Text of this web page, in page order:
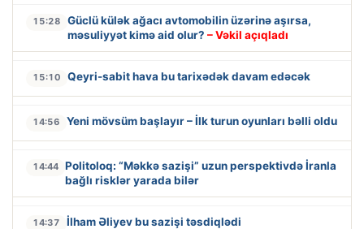
15:28
Güclü külək ağacı avtomobilin üzərinə aşırsa,
məsuliyyət kimə aid olur? – Vəkil açıqladı
15:10 Qeyri-sabit hava bu tarixədək davam edəcək
14:56 Yeni mövsüm başlayır – İlk turun oyunları bəlli oldu
14:44 Politoloq: “Məkkə sazişi” uzun perspektivdə İranla
bağlı risklər yarada bilər
14:37 İlham Əliyev bu sazişi təsdiqlədi